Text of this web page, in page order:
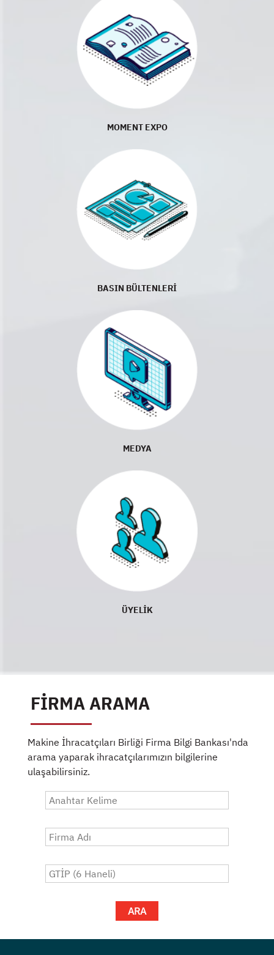
MOMENT EXPO
BASIN BÜLTENLERİ
MEDYA
ÜYELİK
FİRMA ARAMA
Makine İhracatçıları Birliği Firma Bilgi Bankası'nda
arama yaparak ihracatçılarımızın bilgilerine
ulaşabilirsiniz.
ARA